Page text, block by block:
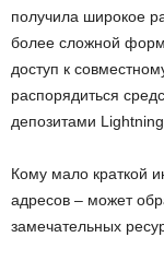
получила широкое
более сложной
доступ к
распорядиться
депозитами
Кому мало краткой
адресов – может
замечательных